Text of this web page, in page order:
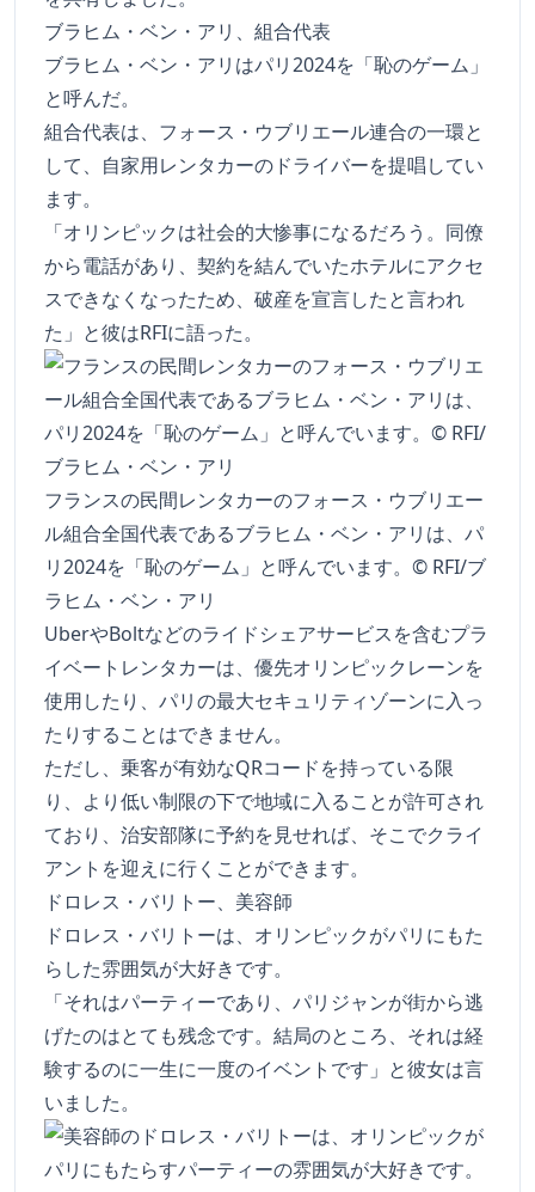
ブラヒム・ベン・アリ、組合代表
ブラヒム・ベン・アリはパリ2024を「恥のゲーム」
と呼んだ。
組合代表は、フォース・ウブリエール連合の一環と
して、自家用レンタカーのドライバーを提唱してい
ます。
「オリンピックは社会的大惨事になるだろう。同僚
から電話があり、契約を結んでいたホテルにアクセ
スできなくなったため、破産を宣言したと言われ
た」と彼はRFIに語った。
フランスの民間レンタカーのフォース・ウブリエー
ル組合全国代表であるブラヒム・ベン・アリは、パ
リ2024を「恥のゲーム」と呼んでいます。© RFI/ブ
ラヒム・ベン・アリ
UberやBoltなどのライドシェアサービスを含むプラ
イベートレンタカーは、優先オリンピックレーンを
使用したり、パリの最大セキュリティゾーンに入っ
たりすることはできません。
ただし、乗客が有効なQRコードを持っている限
り、より低い制限の下で地域に入ることが許可され
ており、治安部隊に予約を見せれば、そこでクライ
アントを迎えに行くことができます。
ドロレス・バリトー、美容師
ドロレス・バリトーは、オリンピックがパリにもた
らした雰囲気が大好きです。
「それはパーティーであり、パリジャンが街から逃
げたのはとても残念です。結局のところ、それは経
験するのに一生に一度のイベントです」と彼女は言
いました。